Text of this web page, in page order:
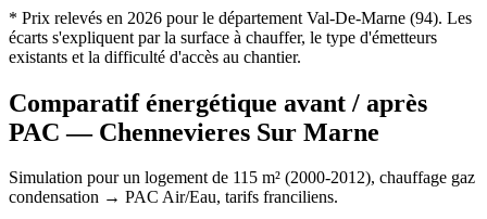
* Prix relevés en 2026 pour le département Val-De-Marne (94). Les
écarts s'expliquent par la surface à chauffer, le type d'émetteurs
existants et la difficulté d'accès au chantier.
Comparatif énergétique avant / après
PAC — Chennevieres Sur Marne
Simulation pour un logement de 115 m² (2000-2012), chauffage gaz
condensation → PAC Air/Eau, tarifs franciliens.